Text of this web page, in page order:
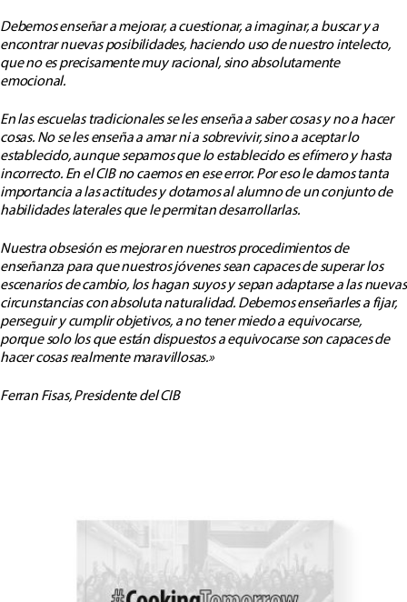
Debemos enseñar a mejorar, a cuestionar, a imaginar, a buscar y a
encontrar nuevas posibilidades, haciendo uso de nuestro intelecto,
que no es precisamente muy racional, sino absolutamente
emocional.
En las escuelas tradicionales se les enseña a saber cosas y no a hacer
cosas. No se les enseña a amar ni a sobrevivir, sino a aceptar lo
establecido, aunque sepamos que lo establecido es efímero y hasta
incorrecto. En el CIB no caemos en ese error. Por eso le damos tanta
importancia a las actitudes y dotamos al alumno de un conjunto de
habilidades laterales que le permitan desarrollarlas.
Nuestra obsesión es mejorar en nuestros procedimientos de
enseñanza para que nuestros jóvenes sean capaces de superar los
escenarios de cambio, los hagan suyos y sepan adaptarse a las nuevas
circunstancias con absoluta naturalidad. Debemos enseñarles a fijar,
perseguir y cumplir objetivos, a no tener miedo a equivocarse,
porque solo los que están dispuestos a equivocarse son capaces de
hacer cosas realmente maravillosas.»
Ferran Fisas, Presidente del CIB